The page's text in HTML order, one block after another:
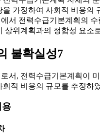
가정하여 사회적 비용
서 전력수급기본계획의
상위계획과의 정합성 요
불확실성7
서, 전력수급기본계획이
적 비용의 규모를 추정
용